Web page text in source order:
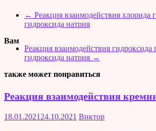
← Реакция взаимодействия хлорида
гидроксида натрия
Реакция взаимодействия гидроксида
гидроксида натрия →
Вам
также может понравиться
Реакция взаимодействия
18.01.2021 24.10.2021 Виктор